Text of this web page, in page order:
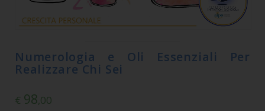
Numerologia e Oli Essenziali Per
Realizzare Chi Sei
€ 98,00